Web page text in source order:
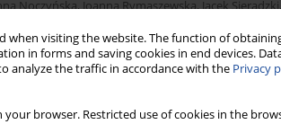
when visiting the website. The function of
in forms and saving cookies in end devices.
analyze the traffic in accordance with the Privacy
your browser. Restricted use of cookies in the
Noczyńska,Joanna Rymaszewska,Jacek Sieradzki
Wysocka,Przemysław Witek,Bogumił Wolnik